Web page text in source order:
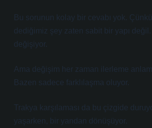
Bu sorunun kolay bir cevabı yok.
dediğimiz şey zaten sabit bir yapı
değişiyor.
Ama değişim her zaman ilerleme
Bazen sadece farklılaşma oluyor.
Trakya karşılaması da bu çizgide
yaşarken, bir yandan dönüşüyor.